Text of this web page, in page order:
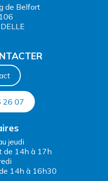
de Belfort
26 07
jeudi
de 14h à 17h
14h à 16h30